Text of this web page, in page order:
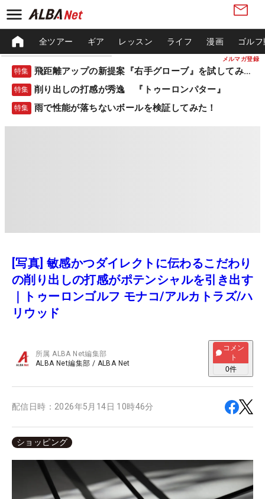
メルマガ登録
全ツアー ギア レッスン ライフ 漫画 ゴル
特集 飛距離アップの新提案『右手グローブ』を試してみた！
特集 削り出しの打感が秀逸 『トゥーロンパター』
特集 雨で性能が落ちないボールを検証してみた！
[写真] 敏感かつダイレクトに伝わるこだわり
の削り出しの打感がポテンシャルを引き出す
｜トゥーロンゴルフ モナコ/アルカトラズ/ハ
リウッド
所属ALBA Net編集部
ALBA Net編集部 / ALBA Net
コメン
ト
0件
配信日時： 2026年5月14日 10時46分
ショッピング